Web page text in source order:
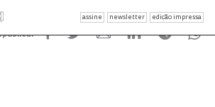
assine newsletter edição impressa